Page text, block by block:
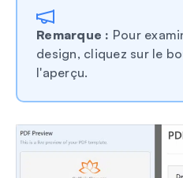
Remarque : Pour
design, cliquez sur le
l'aperçu.